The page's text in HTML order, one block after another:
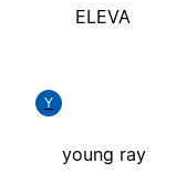
ELEVA
Y
young ray